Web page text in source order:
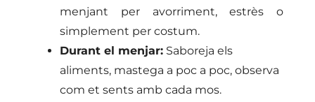
menjant per avorriment, estrès o
simplement per costum.
Durant el menjar:Saboreja els
aliments, mastega a poc a poc, observa
com et sents amb cada mos.